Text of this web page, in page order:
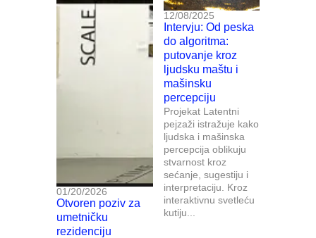
01/20/2026
Otvoren poziv za
umetničku
rezidenciju
12/08/2025
Intervju: Od peska
do algoritma:
putovanje kroz
ljudsku maštu i
mašinsku
percepciju
Projekat Latentni
pejzaži istražuje kako
ljudska i mašinska
percepcija oblikuju
stvarnost kroz
sećanje, sugestiju i
interpretaciju. Kroz
interaktivnu svetleću
kutiju...